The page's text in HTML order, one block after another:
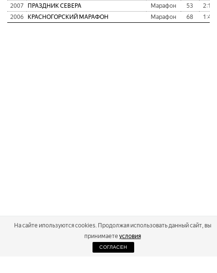
2007
ПРАЗДНИК СЕВЕРА Марафон 53
2006
КРАСНОГОРСКИЙ МАРАФОН Марафон 68
На сайте ипользуются cookies. Продолжая использовать данный сайт, вы
принимаете условия
СОГЛАСЕН